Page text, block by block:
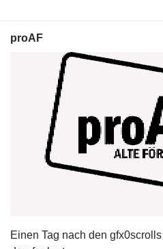
proAF
Einen Tag nach den